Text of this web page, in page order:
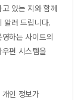
있는 지와 함께
알려 드립니다.
하는 사이트의
편 시스템을
인 정보가